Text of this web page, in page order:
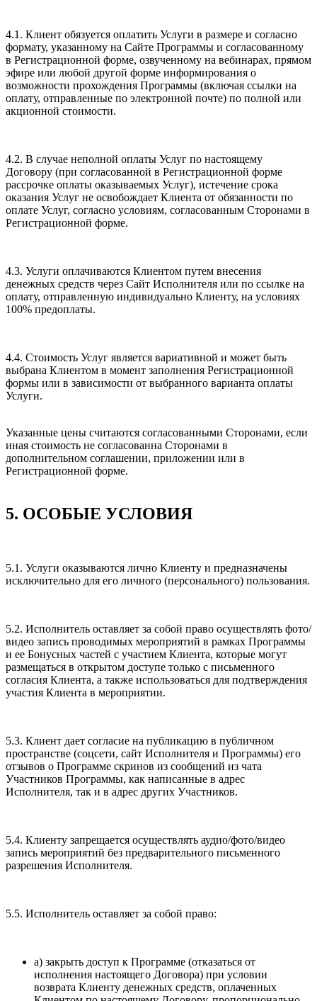
4.1. Клиент обязуется оплатить Услуги в размере и согласно
формату, указанному на Сайте Программы и согласованному
в Регистрационной форме, озвученному на вебинарах, прямом
эфире или любой другой форме информирования о
возможности прохождения Программы (включая ссылки на
оплату, отправленные по электронной почте) по полной или
акционной стоимости.
4.2. В случае неполной оплаты Услуг по настоящему
Договору (при согласованной в Регистрационной форме
рассрочке оплаты оказываемых Услуг), истечение срока
оказания Услуг не освобождает Клиента от обязанности по
оплате Услуг, согласно условиям, согласованным Сторонами в
Регистрационной форме.
4.3. Услуги оплачиваются Клиентом путем внесения
денежных средств через Сайт Исполнителя или по ссылке на
оплату, отправленную индивидуально Клиенту, на условиях
100% предоплаты.
4.4. Стоимость Услуг является вариативной и может быть
выбрана Клиентом в момент заполнения Регистрационной
формы или в зависимости от выбранного варианта оплаты
Услуги.
Указанные цены считаются согласованными Сторонами, если
иная стоимость не согласованна Сторонами в
дополнительном соглашении, приложении или в
Регистрационной форме.
5. ОСОБЫЕ УСЛОВИЯ
5.1. Услуги оказываются лично Клиенту и предназначены
исключительно для его личного (персонального) пользования.
5.2. Исполнитель оставляет за собой право осуществлять фото/
видео запись проводимых мероприятий в рамках Программы
и ее Бонусных частей с участием Клиента, которые могут
размещаться в открытом доступе только с письменного
согласия Клиента, а также использоваться для подтверждения
участия Клиента в мероприятии.
5.3. Клиент дает согласие на публикацию в публичном
пространстве (соцсети, сайт Исполнителя и Программы) его
отзывов о Программе скринов из сообщений из чата
Участников Программы, как написанные в адрес
Исполнителя, так и в адрес других Участников.
5.4. Клиенту запрещается осуществлять аудио/фото/видео
запись мероприятий без предварительного письменного
разрешения Исполнителя.
5.5. Исполнитель оставляет за собой право:
а) закрыть доступ к Программе (отказаться от
исполнения настоящего Договора) при условии
возврата Клиенту денежных средств, оплаченных